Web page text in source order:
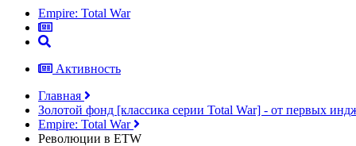
Empire: Total War
Активность
Главная
Золотой фонд [классика серии Total War] - от первых
Empire: Total War
Революции в ETW